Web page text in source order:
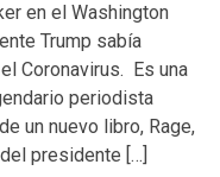
en el Washington
Trump sabía
Coronavirus. Es una
periodista
un nuevo libro, Rage,
presidente […]